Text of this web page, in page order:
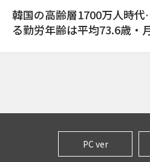
韓国の高齢層1700万人時
る勤労年齢は平均73.6歳・
PC ver